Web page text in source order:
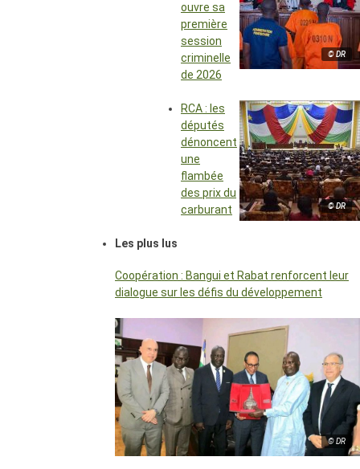
© DR
ouvre sa
première
session
criminelle
de 2026
© DR
RCA : les
députés
dénoncent
une
flambée
des prix du
carburant
Les plus lus
Coopération : Bangui et Rabat renforcent leur
dialogue sur les défis du développement
© DR